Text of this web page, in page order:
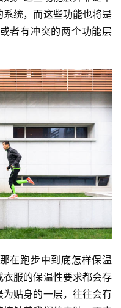
统，而这些功能也将是
者有冲突的两个功能层
在跑步中到底怎样保温
服的保温性要求都会存
贴身的一层，往往会有